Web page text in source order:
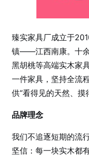
臻实家具厂成立于
镇——江西南康。十余
黑胡桃等高端实木家
一件家具，坚持全流
供“看得见的天然、摸
品牌理念
我们不追逐短期的流
坚信：每一块实木都